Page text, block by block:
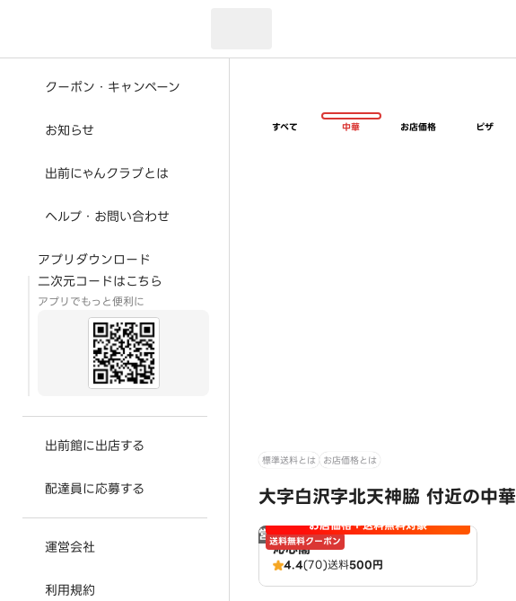
クーポン・キャンペーン
お知らせ
出前にゃんクラブとは
ヘルプ・お問い合わせ
アプリダウンロード
二次元コードはこちら
アプリでもっと便利に
出前館に出店する
配達員に応募する
運営会社
利用規約
すべて 中華 お店価格 ピザ
標準送料とは お店価格とは
大字白沢字北天神脇 付近の中華
営業時間外
送料無料クーポン
お店価格＋送料無料対象
沁心閣
4.4(70)送料500円